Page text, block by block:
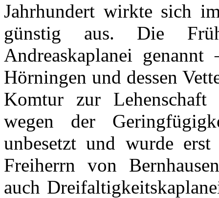
Jahrhundert wirkte sich
günstig aus. Die
Andreaskaplanei
Hörningen und dessen
Komtur zur
wegen der
unbesetzt und wurde
Freiherrn von
auch